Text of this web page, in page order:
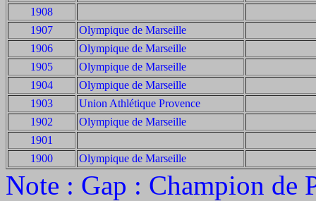
1908
1907
Olympique de Marseille
1906
Olympique de Marseille
1905
Olympique de Marseille
1904
Olympique de Marseille
1903
Union Athlétique Provence
1902
Olympique de Marseille
1901
1900
Olympique de Marseille
Note : Gap : Champion de